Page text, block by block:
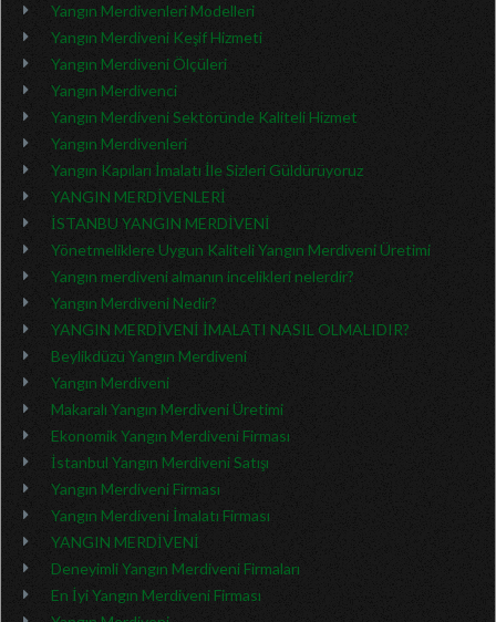
Yangın Merdivenleri Modelleri
Yangın Merdiveni Keşif Hizmeti
Yangın Merdiveni Ölçüleri
Yangın Merdivenci
Yangın Merdiveni Sektöründe Kaliteli Hizmet
Yangın Merdivenleri
Yangın Kapıları İmalatı İle Sizleri Güldürüyoruz
YANGIN MERDİVENLERİ
İSTANBU YANGIN MERDİVENİ
Yönetmeliklere Uygun Kaliteli Yangın Merdiveni Üretimi
Yangın merdiveni almanın incelikleri nelerdir?
Yangın Merdiveni Nedir?
YANGIN MERDİVENİ İMALATI NASIL OLMALIDIR?
Beylikdüzü Yangın Merdiveni
Yangın Merdiveni
Makaralı Yangın Merdiveni Üretimi
Ekonomik Yangın Merdiveni Firması
İstanbul Yangın Merdiveni Satışı
Yangın Merdiveni Firması
Yangın Merdiveni İmalatı Firması
YANGIN MERDİVENİ
Deneyimli Yangın Merdiveni Firmaları
En İyi Yangın Merdiveni Firması